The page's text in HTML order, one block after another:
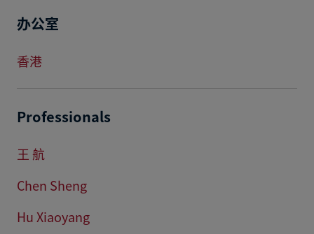
办公室
香港
Professionals
王 航
Chen Sheng
Hu Xiaoyang